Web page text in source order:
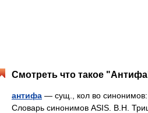
Смотреть что такое
антифа — сущ., кол во
Словарь синонимов ASIS. В.Н.